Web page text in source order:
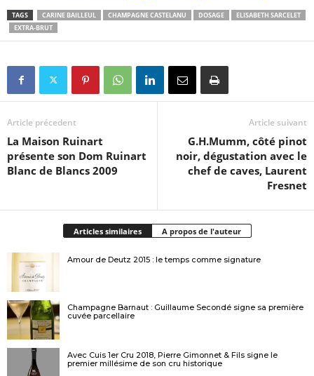
TAGS CARINE BAILLEUL CHAMPAGNE CASTELANU DOSAGE
ELISABETH SARCELET
EXTRA-BRUT
Article précedent
La Maison Ruinart
présente son Dom Ruinart
Blanc de Blancs 2009
Article suivant
G.H.Mumm, côté pinot
noir, dégustation avec le
chef de caves, Laurent
Fresnet
Articles similaires A propos de l'auteur
Amour de Deutz 2015 : le temps comme signature
Champagne Barnaut : Guillaume Secondé signe sa première
cuvée parcellaire
Avec Cuis 1er Cru 2018, Pierre Gimonnet & Fils signe le
premier millésime de son cru historique